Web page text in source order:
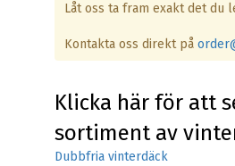
Låt oss ta fram exakt det du
Kontakta oss direkt på
Klicka här för att
sortiment av
Dubbfria vinterdäck